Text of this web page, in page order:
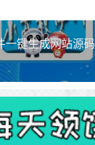
一键生成网站源码